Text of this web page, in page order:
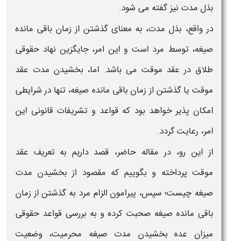
بذل مدت نیز گفته می شود.
در واقع، بذل مدت، به معنای گذشتن از زمان باقی مانده
صیغه، توسط مرد است و این امر، جایگزین نهاد حقوقی
طلاق در عقد موقت می باشد. اما، بخشیدن مدت عقد
موقت یا گذشتن از زمان باقی مانده صیغه، تنها در شرایطی
امکان پذیر خواهد بود که قواعد و تشریفات قانونی این
امر، رعایت گردد.
از این رو، در مقاله حاضر، قصد داریم به تعریف عقد
موقت پرداخته و بگوییم که مقصود از بخشیدن مدت
صیغه چیست؛ سپس، پیرامون الزام مرد به گذشتن از زمان
باقی مانده صیغه صحبت کرده و به بررسی قواعد حقوقی
میزان عده بخشیدن مدت صیغه محرمیت، وضعیت